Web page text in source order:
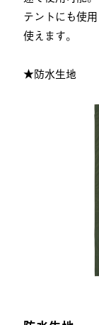
テントにも使
使えます。
★防水生地